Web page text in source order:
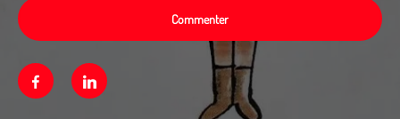
Commenter
FacebookLinkedin